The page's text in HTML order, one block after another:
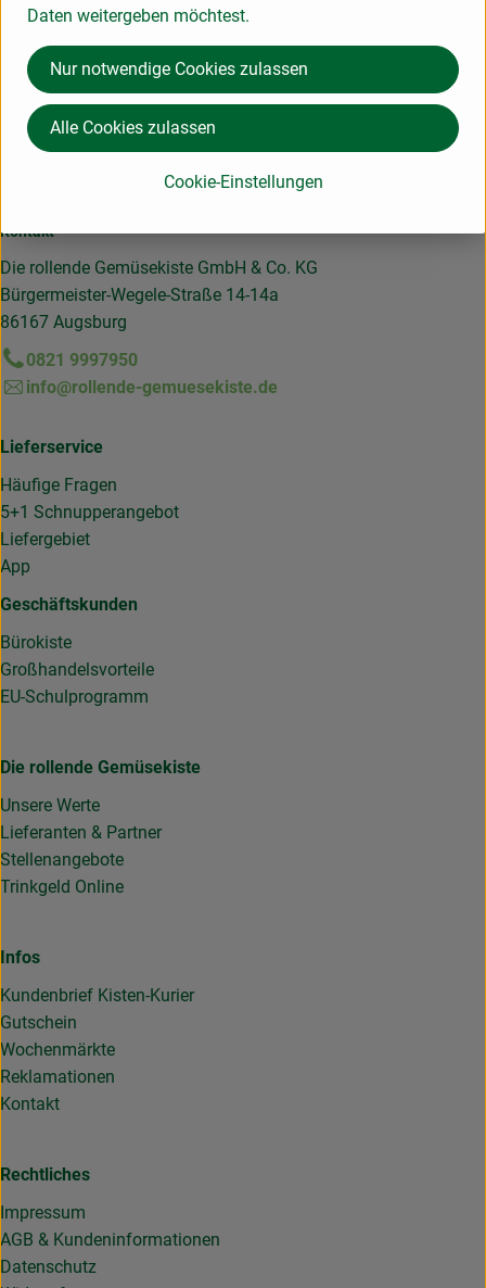
Hersteller: Schlachtenberger
88048 Friedrichshafen Deutschland
zur Webseite
Hier für unseren Newsletter anmelden und keine Infos
Kontakt
Die rollende Gemüsekiste GmbH & Co. KG
Bürgermeister-Wegele-Straße 14-14a
86167 Augsburg
0821 9997950
info@rollende-gemuesekiste.de
Lieferservice
Häufige Fragen
5+1 Schnupperangebot
Liefergebiet
App
Geschäftskunden
Bürokiste
Großhandelsvorteile
EU-Schulprogramm
Die rollende Gemüsekiste
Unsere Werte
Lieferanten & Partner
Stellenangebote
Trinkgeld Online
Infos
Kundenbrief Kisten-Kurier
Gutschein
Wochenmärkte
Reklamationen
Kontakt
Rechtliches
Impressum
AGB & Kundeninformationen
Datenschutz
Daten weitergeben möchtest.
Cookie-Einstellungen
Nur notwendige Cookies zulassen
Alle Cookies zulassen